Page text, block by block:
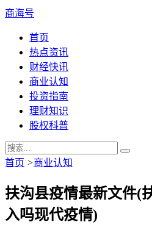
商海号
首页
热点资讯
财经快讯
商业认知
投资指南
理财知识
股权科普
首页 >商业认知
扶沟县疫情最新文件(
入吗现代疫情)